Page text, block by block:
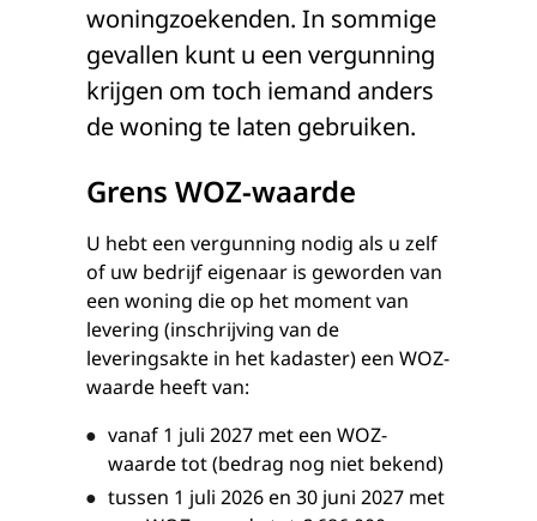
woningzoekenden. In sommige
gevallen kunt u een vergunning
krijgen om toch iemand anders
de woning te laten gebruiken.
Grens WOZ-waarde
U hebt een vergunning nodig als u zelf
of uw bedrijf eigenaar is geworden van
een woning die op het moment van
levering (inschrijving van de
leveringsakte in het kadaster) een WOZ-
waarde heeft van:
vanaf 1 juli 2027 met een WOZ-
waarde tot (bedrag nog niet bekend)
tussen 1 juli 2026 en 30 juni 2027 met